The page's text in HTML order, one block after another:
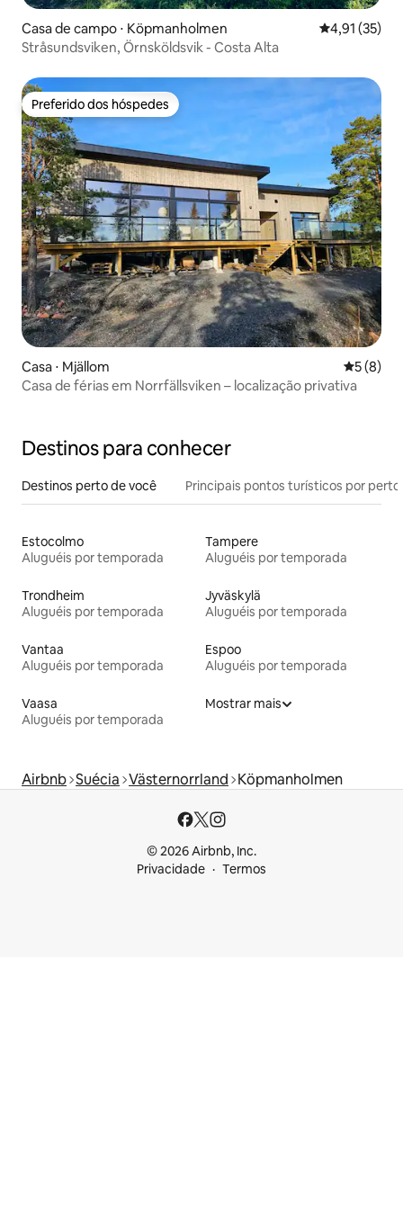
Casa de campo ⋅ Köpmanholmen 4,91 de uma
4,91 (35)
Stråsundsviken, Örnsköldsvik - Costa Alta
Preferido dos hóspedes
Preferido dos hóspedes
Casa ⋅ Mjällom 5 de
5 (8)
Casa de férias em Norrfällsviken – localização privativa
Destinos para conhecer
Destinos perto de você Principais pontos turísticos por perto
Estocolmo
Aluguéis por temporada
Tampere
Aluguéis por temporada
Trondheim
Aluguéis por temporada
Jyväskylä
Aluguéis por temporada
Vantaa
Aluguéis por temporada
Espoo
Aluguéis por temporada
Vaasa
Aluguéis por temporada
Mostrar mais
Airbnb Suécia Västernorrland Köpmanholmen
© 2026 Airbnb, Inc.
Privacidade
Termos